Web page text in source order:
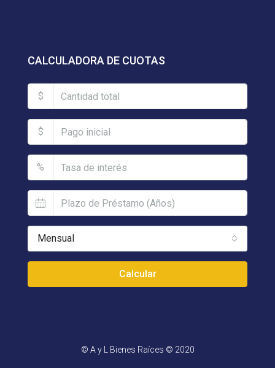
CALCULADORA DE CUOTAS
$
$
%
Mensual
Calcular
© A y L Bienes Raíces © 2020